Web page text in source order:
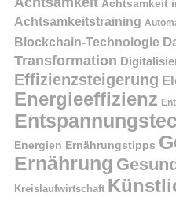
Achtsamkeit
Achtsamkeitstraining
Blockchain-Technologie
Transformation
Effizienzsteigerung
Energieeffizienz
Energien Ernährungstipps
Ernährung
Kreislaufwirtschaft